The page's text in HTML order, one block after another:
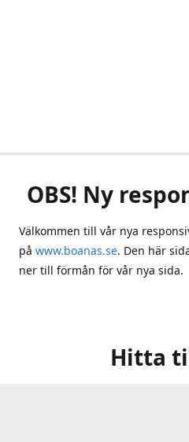
OBS! Ny
Välkommen till vår nya
på www.boanas.se. Den här
ner till förmån för vår nya sida.
Hitta